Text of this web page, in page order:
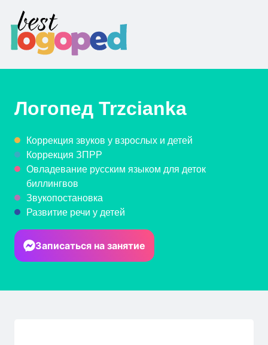
Логопед Trzcianka
Коррекция звуков у взрослых и детей
Коррекция ЗПРР
Овладевание русским языком для деток
биллингвов
Звукопостановка
Развитие речи у детей
Записаться на занятие